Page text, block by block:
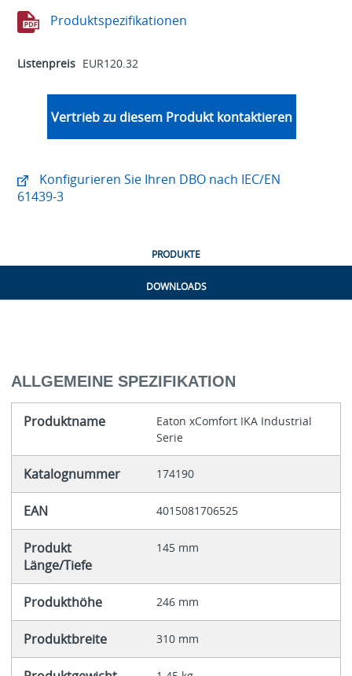
Produktspezifikationen
Listenpreis EUR120.32
Vertrieb zu diesem Produkt kontaktieren
Konfigurieren Sie Ihren DBO nach IEC/EN
61439-3
PRODUKTE
DOWNLOADS
ALLGEMEINE SPEZIFIKATION
Produktname
Eaton xComfort IKA Industrial
Serie
Katalognummer 174190
EAN 4015081706525
Produkt
Länge/Tiefe
145 mm
Produkthöhe 246 mm
Produktbreite 310 mm